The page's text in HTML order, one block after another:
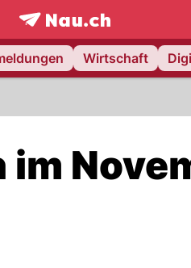
frontpage.NAU.ch
Wirtschaft
im